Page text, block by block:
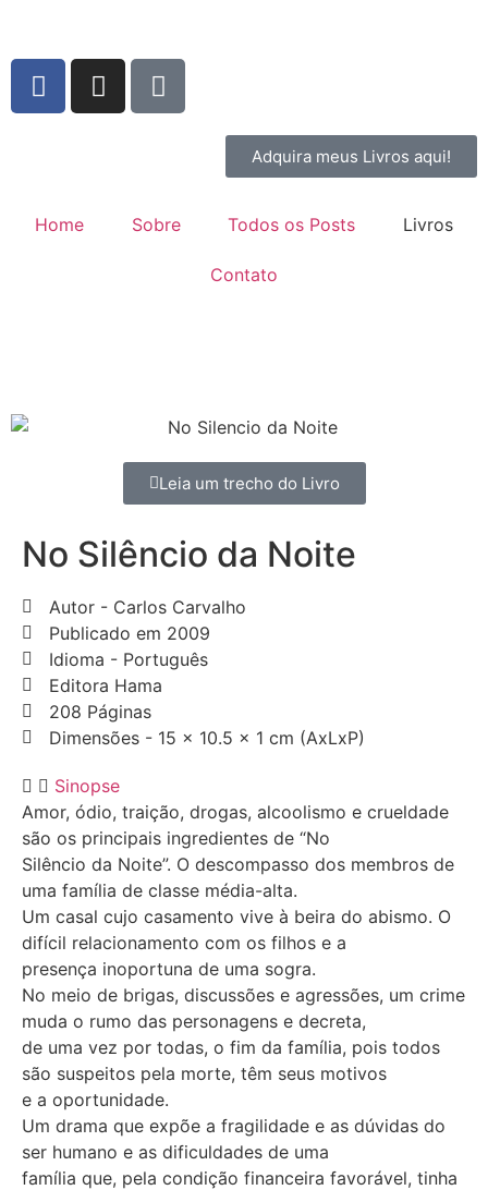
Adquira meus Livros aqui!
Home Sobre Todos os Posts Livros
Contato
Leia um trecho do Livro
No Silêncio da Noite
Autor - Carlos Carvalho
Publicado em 2009
Idioma - Português
Editora Hama
208 Páginas
Dimensões - 15 x 10.5 x 1 cm (AxLxP)
Sinopse
Amor, ódio, traição, drogas, alcoolismo e crueldade
são os principais ingredientes de “No
Silêncio da Noite”. O descompasso dos membros de
uma família de classe média-alta.
Um casal cujo casamento vive à beira do abismo. O
difícil relacionamento com os filhos e a
presença inoportuna de uma sogra.
No meio de brigas, discussões e agressões, um crime
muda o rumo das personagens e decreta,
de uma vez por todas, o fim da família, pois todos
são suspeitos pela morte, têm seus motivos
e a oportunidade.
Um drama que expõe a fragilidade e as dúvidas do
ser humano e as dificuldades de uma
família que, pela condição financeira favorável, tinha